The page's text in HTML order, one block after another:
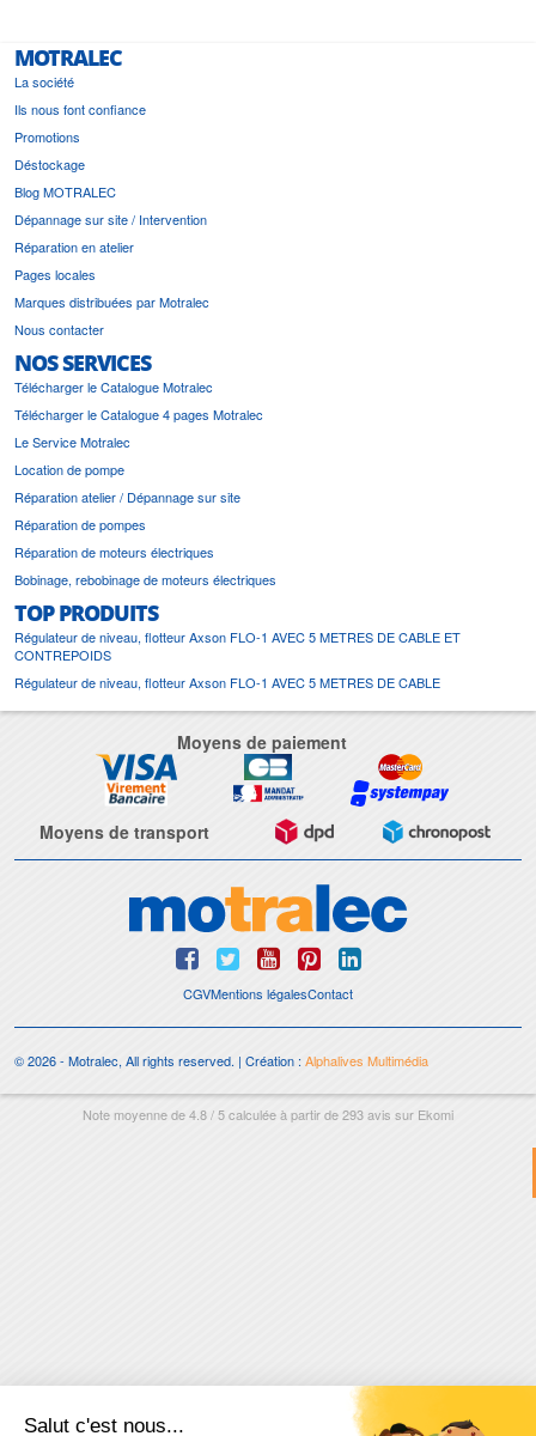
MOTRALEC
La société
Ils nous font confiance
Promotions
Déstockage
Blog MOTRALEC
Dépannage sur site / Intervention
Réparation en atelier
Pages locales
Marques distribuées par Motralec
Nous contacter
NOS SERVICES
Télécharger le Catalogue Motralec
Télécharger le Catalogue 4 pages Motralec
Le Service Motralec
Location de pompe
Réparation atelier / Dépannage sur site
Réparation de pompes
Réparation de moteurs électriques
Bobinage, rebobinage de moteurs électriques
TOP PRODUITS
Régulateur de niveau, flotteur Axson FLO-1 AVEC 5 METRES DE CABLE ET
CONTREPOIDS
Régulateur de niveau, flotteur Axson FLO-1 AVEC 5 METRES DE CABLE
Moyens de paiement
Moyens de transport
CGVMentions légalesContact
© 2026 - Motralec, All rights reserved. | Création :Alphalives Multimédia
Note moyenne de4.8/5calculée à partir de293avis sur Ekomi